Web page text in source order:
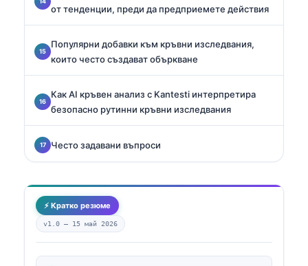
от тенденции, преди да предприемете действия
Популярни добавки към кръвни изследвания,
които често създават объркване
Как AI кръвен анализ с Kantesti интерпретира
безопасно рутинни кръвни изследвания
Често задавани въпроси
⚡ Кратко резюме
v1.0 — 15 май 2026